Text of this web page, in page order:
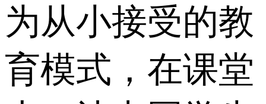
为从小接受的教
育模式，在课堂